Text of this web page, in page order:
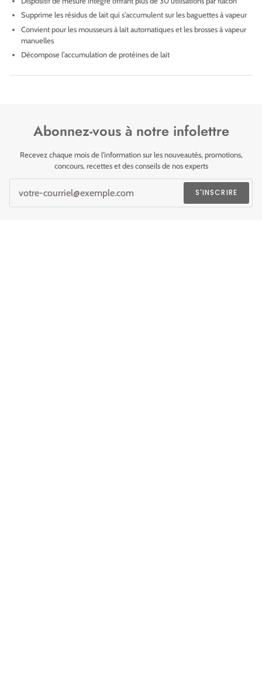
Supprime les résidus de lait qui s’accumulent sur les baguettes à vapeur
Convient pour les mousseurs à lait automatiques et les brosses à vapeur
manuelles
Décompose l’accumulation de protéines de lait
Abonnez-vous à notre infolettre
Recevez chaque mois de l'information sur les nouveautés, promotions,
concours, recettes et des conseils de nos experts
S'INSCRIRE